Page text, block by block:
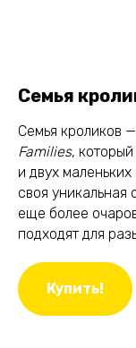
Семья
Семья кроликов
Families,
и двух
своя уникальная
еще более
подходят для
Купить!